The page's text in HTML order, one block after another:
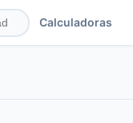
Calculadoras